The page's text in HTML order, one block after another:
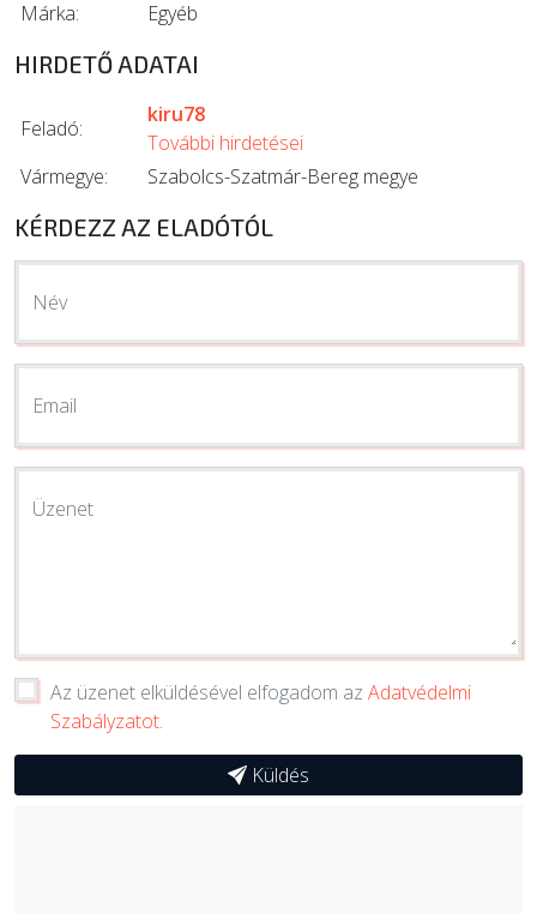
Márka:
Egyéb
HIRDETŐ ADATAI
Feladó:
kiru78
További hirdetései
Vármegye:
Szabolcs-Szatmár-Bereg megye
KÉRDEZZ AZ ELADÓTÓL
Név
Email
Üzenet
Az üzenet elküldésével elfogadom az Adatvédelmi
Szabályzatot.
Küldés